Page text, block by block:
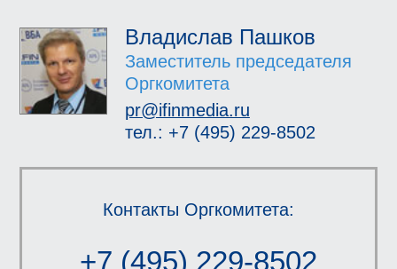
Владислав Пашков
Заместитель председателя
Оргкомитета
pr@ifinmedia.ru
тел.: +7 (495) 229-8502
Контакты Оргкомитета:
+7 (495) 229-8502